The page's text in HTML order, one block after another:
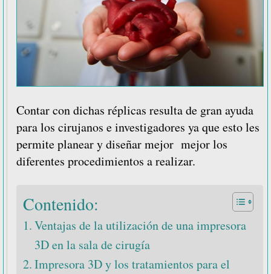
Contar con dichas réplicas resulta de gran ayuda
para los cirujanos e investigadores ya que esto les
permite planear y diseñar mejor mejor los
diferentes procedimientos a realizar.
Contenido:
Ventajas de la utilización de una impresora
3D en la sala de cirugía
Impresora 3D y los tratamientos para el